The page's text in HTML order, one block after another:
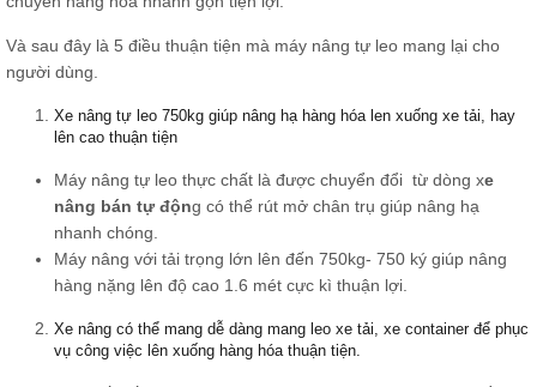
Và sau đây là 5 điều thuận tiện mà máy nâng tự leo mang lại cho
người dùng.
Xe nâng tự leo 750kg giúp nâng hạ hàng hóa len xuống xe tải, hay
lên cao thuận tiện
Máy nâng tự leo thực chất là được chuyển đổi từ dòng xe
nâng bán tự động có thể rút mở chân trụ giúp nâng hạ
nhanh chóng.
Máy nâng với tải trọng lớn lên đến 750kg- 750 ký giúp nâng
hàng nặng lên độ cao 1.6 mét cực kì thuận lợi.
Xe nâng có thể mang dễ dàng mang leo xe tải, xe container để phục
vụ công việc lên xuống hàng hóa thuận tiện.